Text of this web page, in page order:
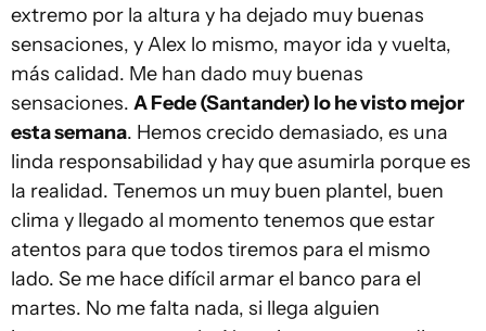
extremo por la altura y ha dejado muy buenas
sensaciones, y Alex lo mismo, mayor ida y vuelta,
más calidad. Me han dado muy buenas
sensaciones. A Fede (Santander) lo he visto mejor
esta semana. Hemos crecido demasiado, es una
linda responsabilidad y hay que asumirla porque es
la realidad. Tenemos un muy buen plantel, buen
clima y llegado al momento tenemos que estar
atentos para que todos tiremos para el mismo
lado. Se me hace difícil armar el banco para el
martes. No me falta nada, si llega alguien